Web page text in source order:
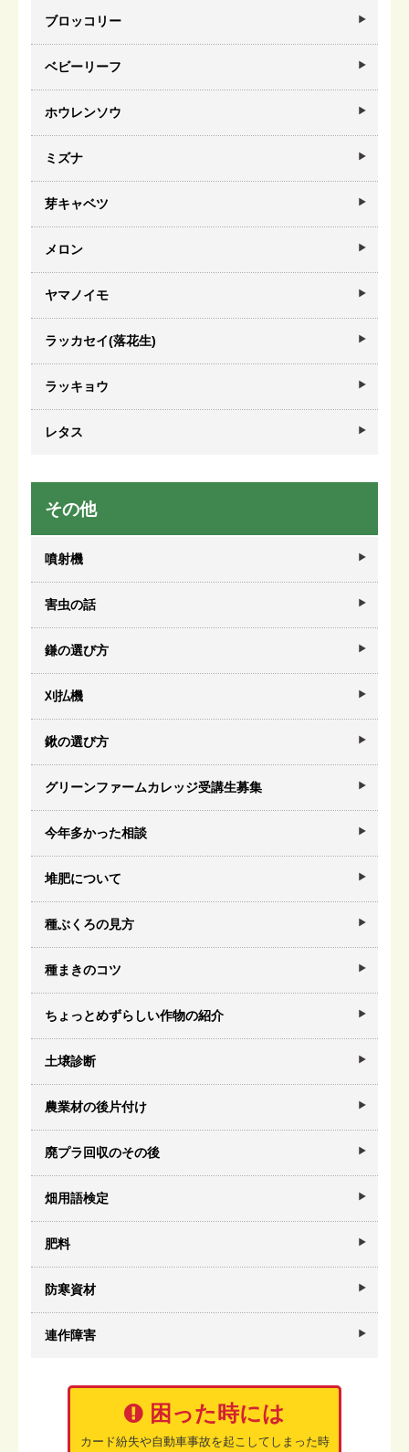
ブロッコリー
ベビーリーフ
ホウレンソウ
ミズナ
芽キャベツ
メロン
ヤマノイモ
ラッカセイ(落花生)
ラッキョウ
レタス
その他
噴射機
害虫の話
鎌の選び方
刈払機
鍬の選び方
グリーンファームカレッジ受講生募集
今年多かった相談
堆肥について
種ぶくろの見方
種まきのコツ
ちょっとめずらしい作物の紹介
土壌診断
農業材の後片付け
廃プラ回収のその後
畑用語検定
肥料
防寒資材
連作障害
困った時には
カード紛失や自動車事故を起こしてしまった時